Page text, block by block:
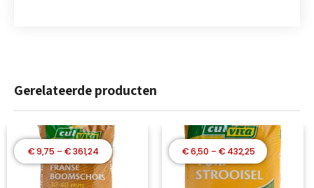
Gerelateerde producten
€9,75 –€361,24Prijsklasse:
€ 9,75
tot
€6,50 –€ 432,25Prijsklasse:
€ 6,50
tot